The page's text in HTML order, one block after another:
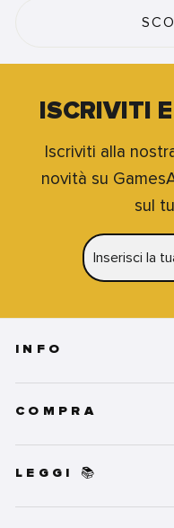
ISCRIVITI
Iscriviti alla
novità su
sul
INFO
COMPRA
LEGGI 📚